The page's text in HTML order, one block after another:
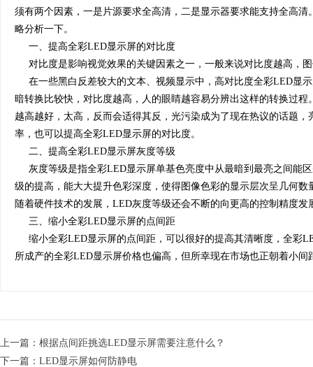
须有两个因素，一是片源要求全高清，二是显示器要求能支持全高清
略分析一下。
一、提高全彩LED显示屏的对比度
对比度是影响视觉效果的关键因素之一，一般来说对比度越高，
在一些黑白反差较大的文本、视频显示中，高对比度全彩LED显
暗转换比较快，对比度越高，人的眼睛越容易分辨出这样的转换过
越高越好，太高，反而会适得其反，光污染成为了现在热议的话题
率，也可以提高全彩LED显示屏的对比度。
二、提高全彩LED显示屏灰度等级
灰度等级是指全彩LED显示屏单基色亮度中从最暗到最亮之间能
级的提高，能大大提升色彩深度，使得图像色彩的显示层次呈几何
随着硬件技术的发展，LED灰度等级还会不断的向更高的控制精度发
三、缩小全彩LED显示屏的点间距
缩小全彩LED显示屏的点间距，可以很好的提高其清晰度，全彩
所成产的全彩LED显示屏价格也偏高，但所幸现在市场也正朝着小间
上一篇： 根据点间距挑选LED显示屏需要注意什么？
下一篇： LED显示屏如何防静电